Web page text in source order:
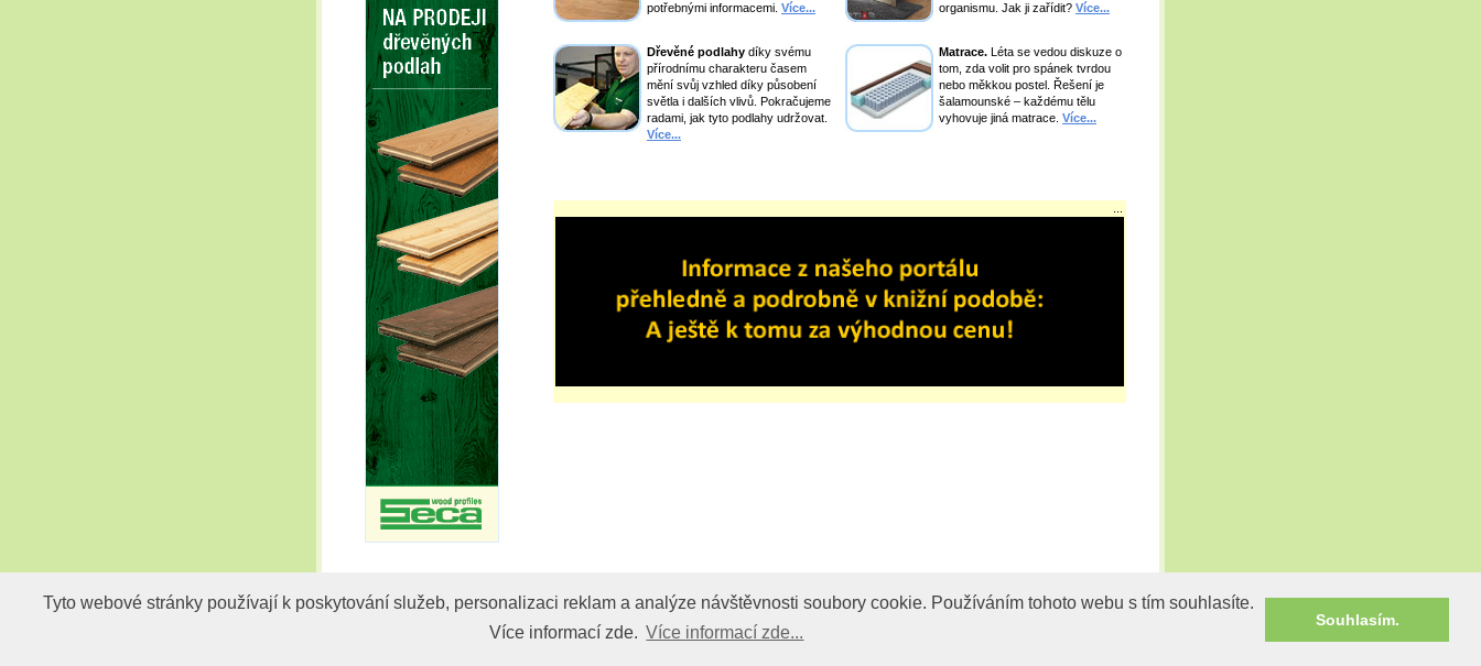
Tyto webové stránky používají k poskytování služeb, personalizaci reklam a analýze návštevnosti soubory cookie. Používáním tohoto webu s tím souhlasíte.
Více informací zde...
Souhlasím.
Tyto webové stránky používají k poskytování služeb, personalizaci reklam a analýze návštěvnosti soubory cookie. Používáním tohoto webu s tím souhlasíte.
Více informací zde. Více informací zde...
Souhlasím.
potřebnými informacemi. Více...
organismu. Jak ji zařídit? Více...
Dřevěné podlahy díky svému
přírodnímu charakteru časem
mění svůj vzhled díky působení
světla i dalších vlivů. Pokračujeme
radami, jak tyto podlahy udržovat.
Více...
Matrace. Léta se vedou diskuze o
tom, zda volit pro spánek tvrdou
nebo měkkou postel. Řešení je
šalamounské – každému tělu
vyhovuje jiná matrace. Více...
© 2009-2026 PARADISE STUDIO. Všechna práva vyhrazena.